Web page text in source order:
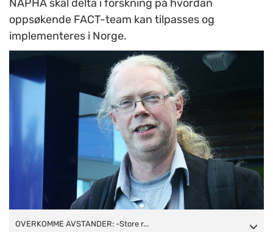
NAPHA skal delta i forskning på hvordan
oppsøkende FACT-team kan tilpasses og
implementeres i Norge.
OVERKOMME AVSTANDER: -Store reiseavstander er en realitet
OVERKOMME AVSTANDER: -Store r...